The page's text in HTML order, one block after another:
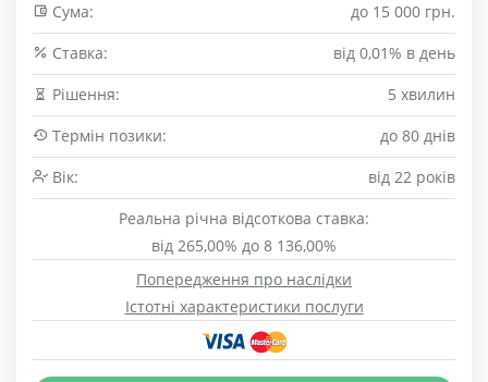
Сума:
до 15 000 грн.
Cтавка:
від 0,01% в день
Рішення:
5 хвилин
Термін позики:
до 80 днів
Вік:
від 22 років
Реальна річна відсоткова ставка:
від 265,00% до 8 136,00%
Попередження про наслідки
Істотні характеристики послуги